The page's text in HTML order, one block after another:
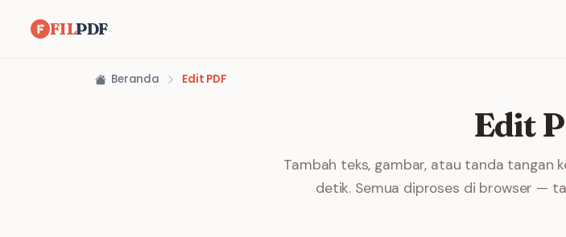
FILPDF
Beranda Edit PDF
Edit
Tambah teks, gambar, atau tanda tangan
detik. Semua diproses di browser —